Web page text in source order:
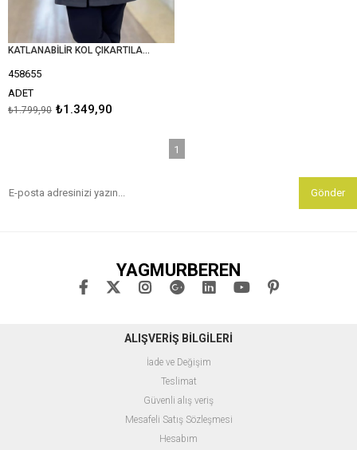
KATLANABİLİR KOL ÇIKARTILABİLİR KAPŞONLU BONDED KUMAŞ BURBERY ARA BOY BÜYÜK BEDEN TRENÇKOT
458655
ADET
₺1.349,90
₺1.799,90
1
Gönder
YAGMURBEREN
ALIŞVERİŞ BİLGİLERİ
İade ve Değişim
Teslimat
Güvenli alış veriş
Mesafeli Satış Sözleşmesi
Hesabım